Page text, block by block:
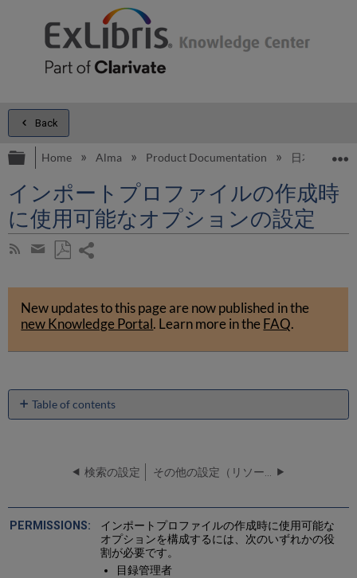
Back
Expand/collapse global hierarchy
Home Alma Product Documentation 日本語
インポートプロファイルの作成時
に使用可能なオプションの設定
Subscribe
RSS
Share
by
email
as
PDF
New updates to this page are now published in the
new Knowledge Portal. Learn more in theFAQ.
Table of contents
フ
検索の設定
インポートプロファイルの作成時に使用可能な
オプションを構成するには、次のいずれかの役
割が必要です。
目録管理者